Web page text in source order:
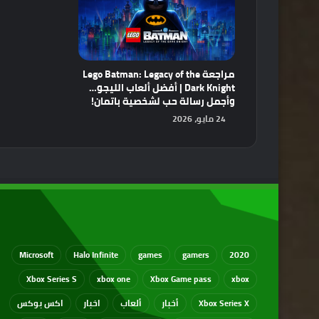
مراجعة Lego Batman: Legacy of the
Dark Knight | أفضل ألعاب الليجو…
وأجمل رسالة حب لشخصية باتمان!
24 مايو، 2026
2020
gamers
games
Halo Infinite
Microsoft
xbox
Xbox Game pass
xbox one
Xbox Series S
Xbox Series X
أخبار ألعاب اخبار اكس بوكس